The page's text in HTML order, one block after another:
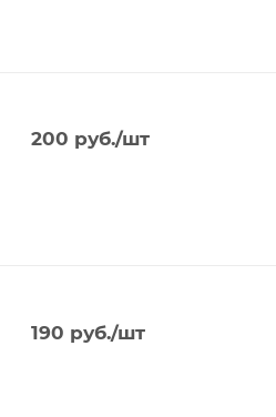
200 руб./шт
190 руб./шт